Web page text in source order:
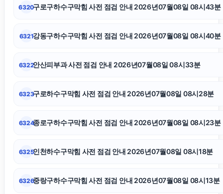
6320구로구하수구막힘 사전 점검 안내 2026년07월08일 08시43분
6321강동구하수구막힘 사전 점검 안내 2026년07월08일 08시40분
6322안산피부과 사전 점검 안내 2026년07월08일 08시33분
6323구로하수구막힘 사전 점검 안내 2026년07월08일 08시28분
6324종로구하수구막힘 사전 점검 안내 2026년07월08일 08시23분
6325인천하수구막힘 사전 점검 안내 2026년07월08일 08시18분
6326중랑구하수구막힘 사전 점검 안내 2026년07월08일 08시13분